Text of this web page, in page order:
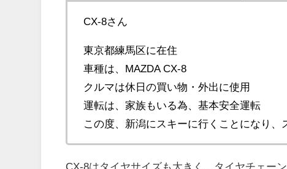
CX-8さん
東京都練馬区に在住
車種は、MAZDA CX-8
クルマは休日の買い物・外出に使用
運転は、家族もいる為、基本安全運転
この度、新潟にスキーに行くことになり、
CX-8はタイヤサイズも大きく、タイヤチェー